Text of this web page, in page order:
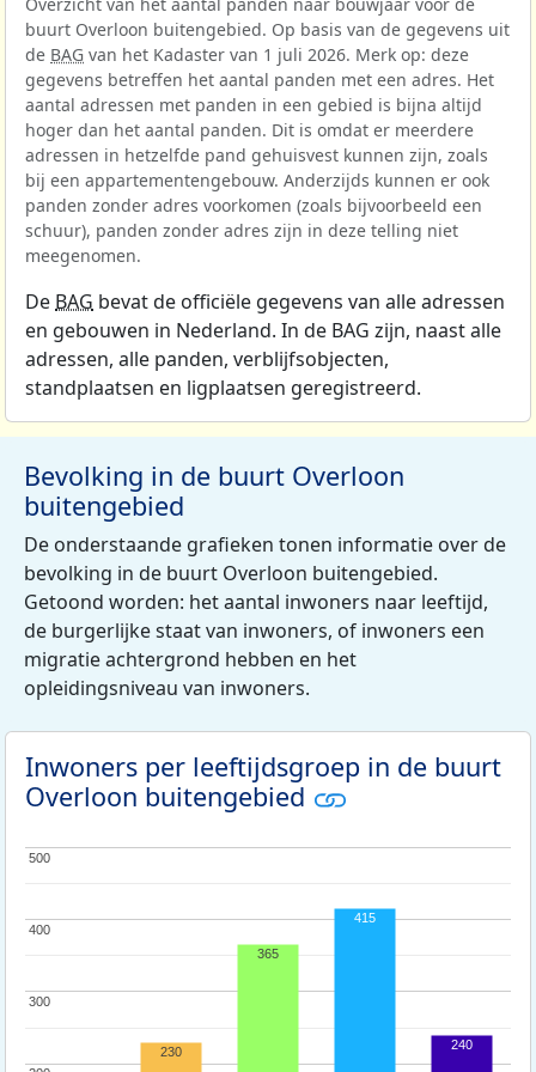
buurt Overloon buitengebied. Op basis van de gegevens uit
de BAG van het Kadaster van 1 juli 2026. Merk op: deze
gegevens betreffen het aantal panden met een adres. Het
aantal adressen met panden in een gebied is bijna altijd
hoger dan het aantal panden. Dit is omdat er meerdere
adressen in hetzelfde pand gehuisvest kunnen zijn, zoals
bij een appartementengebouw. Anderzijds kunnen er ook
panden zonder adres voorkomen (zoals bijvoorbeeld een
schuur), panden zonder adres zijn in deze telling niet
meegenomen.
De BAG bevat de officiële gegevens van alle adressen
en gebouwen in Nederland. In de BAG zijn, naast alle
adressen, alle panden, verblijfsobjecten,
standplaatsen en ligplaatsen geregistreerd.
Bevolking in de buurt Overloon
buitengebied
De onderstaande grafieken tonen informatie over de
bevolking in de buurt Overloon buitengebied.
Getoond worden: het aantal inwoners naar leeftijd,
de burgerlijke staat van inwoners, of inwoners een
migratie achtergrond hebben en het
opleidingsniveau van inwoners.
Inwoners per leeftijdsgroep in de buurt
Overloon buitengebied
300
300
400
400
500
500
230
365
415
240